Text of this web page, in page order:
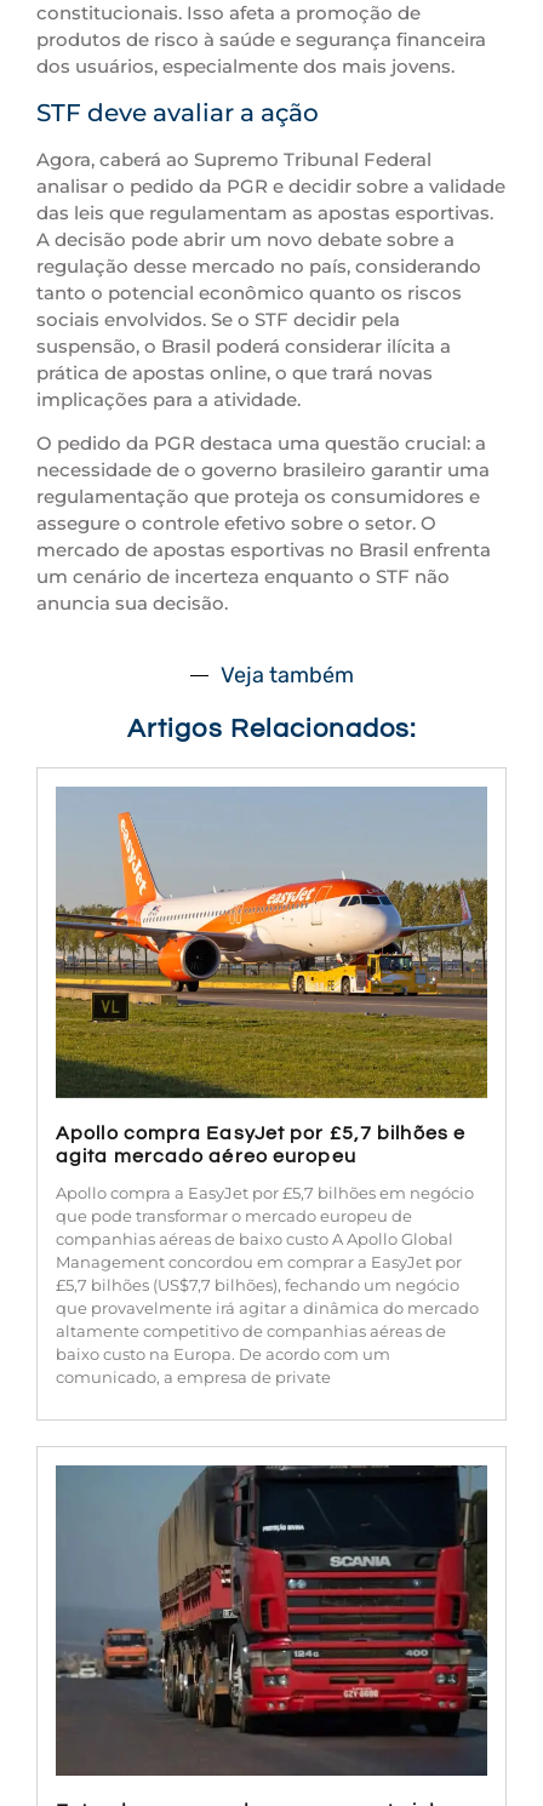
constitucionais. Isso afeta a promoção de
produtos de risco à saúde e segurança financeira
dos usuários, especialmente dos mais jovens.
STF deve avaliar a ação
Agora, caberá ao Supremo Tribunal Federal
analisar o pedido da PGR e decidir sobre a validade
das leis que regulamentam as apostas esportivas.
A decisão pode abrir um novo debate sobre a
regulação desse mercado no país, considerando
tanto o potencial econômico quanto os riscos
sociais envolvidos. Se o STF decidir pela
suspensão, o Brasil poderá considerar ilícita a
prática de apostas online, o que trará novas
implicações para a atividade.
O pedido da PGR destaca uma questão crucial: a
necessidade de o governo brasileiro garantir uma
regulamentação que proteja os consumidores e
assegure o controle efetivo sobre o setor. O
mercado de apostas esportivas no Brasil enfrenta
um cenário de incerteza enquanto o STF não
anuncia sua decisão.
Veja também
Artigos Relacionados:
Apollo compra EasyJet por £5,7 bilhões e
agita mercado aéreo europeu
Apollo compra a EasyJet por £5,7 bilhões em negócio
que pode transformar o mercado europeu de
companhias aéreas de baixo custo A Apollo Global
Management concordou em comprar a EasyJet por
£5,7 bilhões (US$7,7 bilhões), fechando um negócio
que provavelmente irá agitar a dinâmica do mercado
altamente competitivo de companhias aéreas de
baixo custo na Europa. De acordo com um
comunicado, a empresa de private